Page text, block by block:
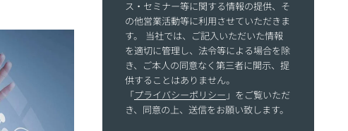
ス・セミナー等に関する情報の提供、そ
の他営業活動等に利用させていただきま
す。 当社では、ご記入いただいた情報
を適切に管理し、法令等による場合を除
き、ご本人の同意なく第三者に開示、提
供することはありません。
「プライバシーポリシー 」をご覧いただ
き、同意の上、送信をお願い致します。